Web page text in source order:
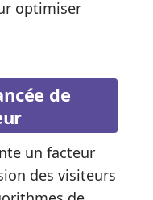
optimiser
de
un facteur
des visiteurs